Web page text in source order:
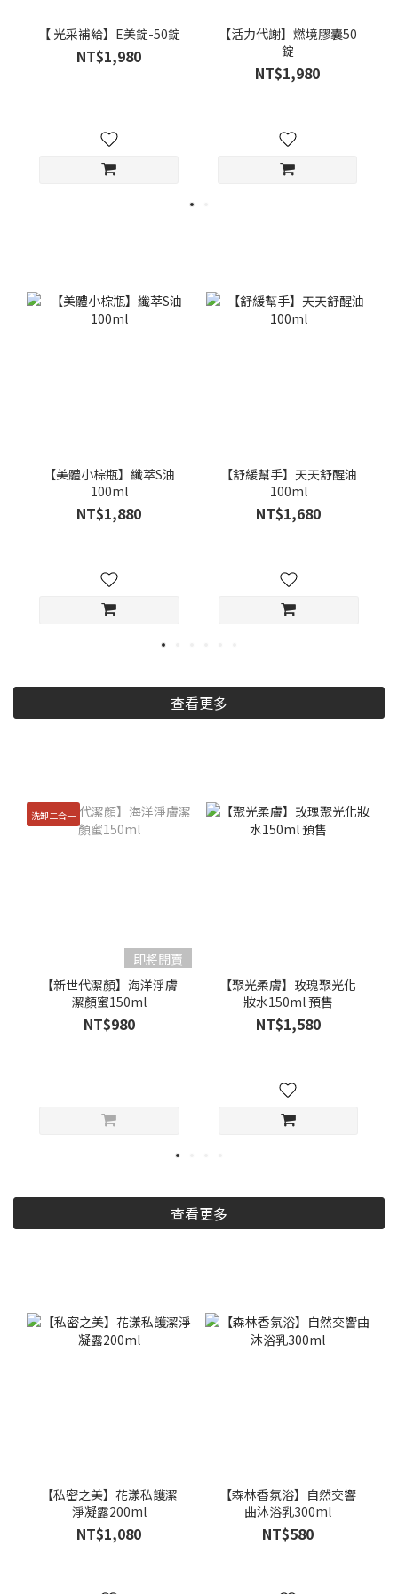
【 光采補給】E美錠-50錠
NT$1,980
【活力代謝】燃境膠囊50
錠
NT$1,980
【美體小棕瓶】纖萃S油
100ml
NT$1,880
【舒緩幫手】天天舒醒油
100ml
NT$1,680
查看更多
洗卸二合一
即將開賣
【新世代潔顏】海洋淨膚
潔顏蜜150ml
NT$980
【聚光柔膚】玫瑰聚光化
妝水150ml 預售
NT$1,580
查看更多
【私密之美】花漾私護潔
淨凝露200ml
NT$1,080
【森林香氛浴】自然交響
曲沐浴乳300ml
NT$580